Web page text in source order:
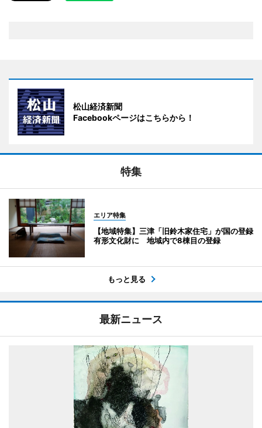
松山経済新聞
Facebookページはこちらから！
特集
エリア特集
【地域特集】三津「旧鈴木家住宅」が国の登録
有形文化財に 地域内で8棟目の登録
もっと見る
最新ニュース